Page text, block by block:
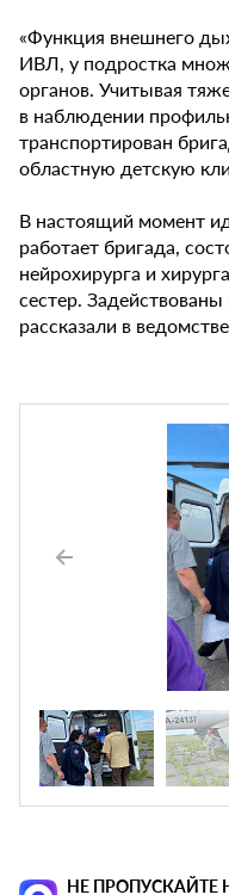
«Функция внешнего
ИВЛ, у подростка
органов. Учитывая
в наблюдении
транспортирован
областную детскую
В настоящий момент
работает бригада,
нейрохирурга и
сестер.
рассказали в
НЕ